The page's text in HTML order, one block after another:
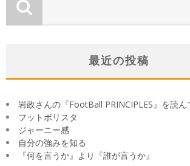
最近の投稿
岩政さんの『FootBall PRINCIPLES』を読ん
フットボリスタ
ジャーニー感
自分の強みを知る
『何を言うか』より『誰が言うか』